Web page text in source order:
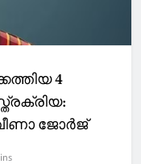
4
വീണാ ജോർജ്